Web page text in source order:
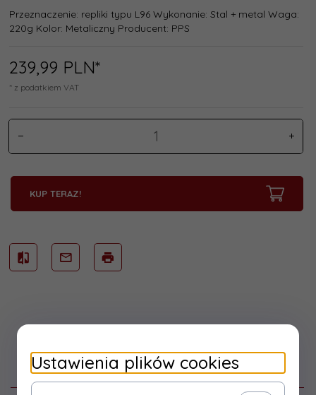
Przeznaczenie: repliki typu L96 Wykonanie: Stal + metal Waga:
220g Kolor: Metaliczny Producent: PPS
239,99 PLN*
* z podatkiem VAT
KUP TERAZ!
Opis produktu
Ustawienia plików cookies